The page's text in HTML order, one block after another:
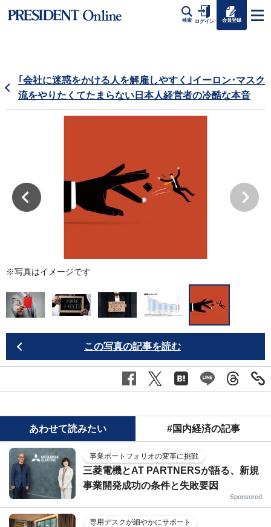
検索 ログイン 会員登録
｢会社に迷惑をかける人を解雇しやすく｣イーロン･マスク
流をやりたくてたまらない日本人経営者の冷酷な本音
※写真はイメージです
この写真の記事を読む
あわせて読みたい #国内経済の記事
事業ポートフォリオの変革に挑戦
三菱電機とAT PARTNERSが語る、新規
事業開発成功の条件と失敗要因
Sponsored
専用デスクが細やかにサポート